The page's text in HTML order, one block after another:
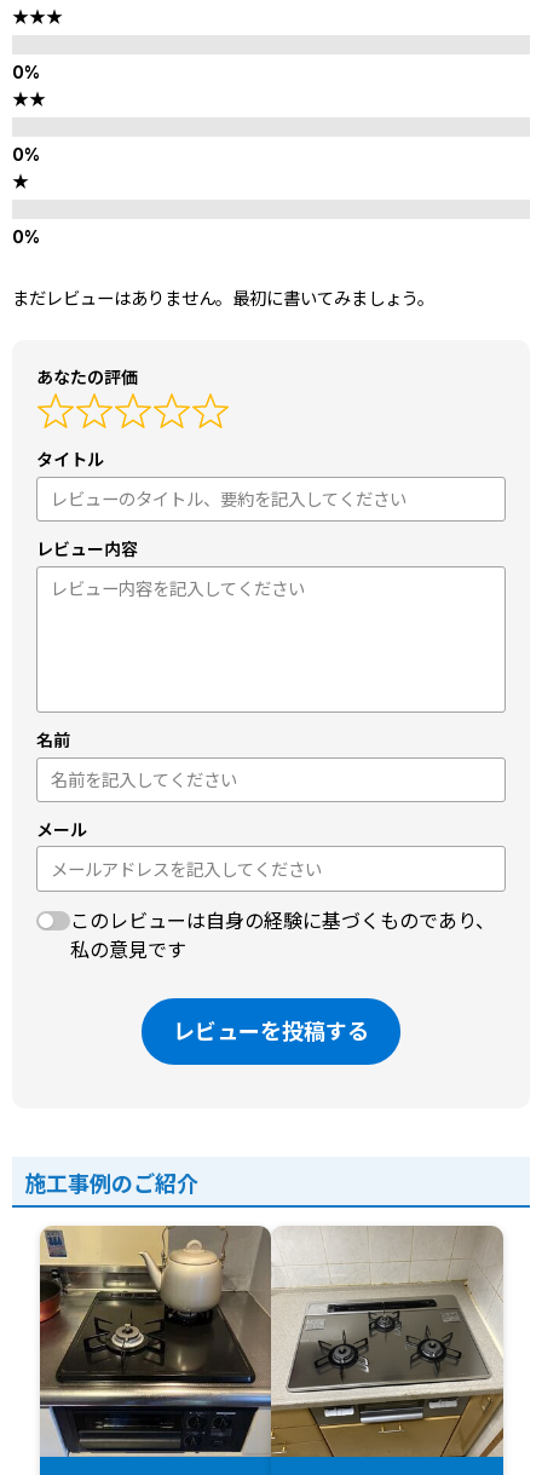
★★★
★★
★
まだレビューはありません。最初に書いてみましょう。
あなたの評価
タイトル
レビュー内容
名前
メール
このレビューは自身の経験に基づくものであり、
私の意見です
レビューを投稿する
施工事例のご紹介